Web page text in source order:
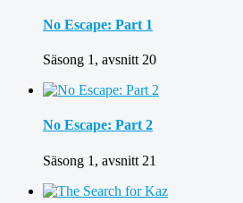
No Escape: Part 1
Säsong 1, avsnitt 20
No Escape: Part 2
Säsong 1, avsnitt 21